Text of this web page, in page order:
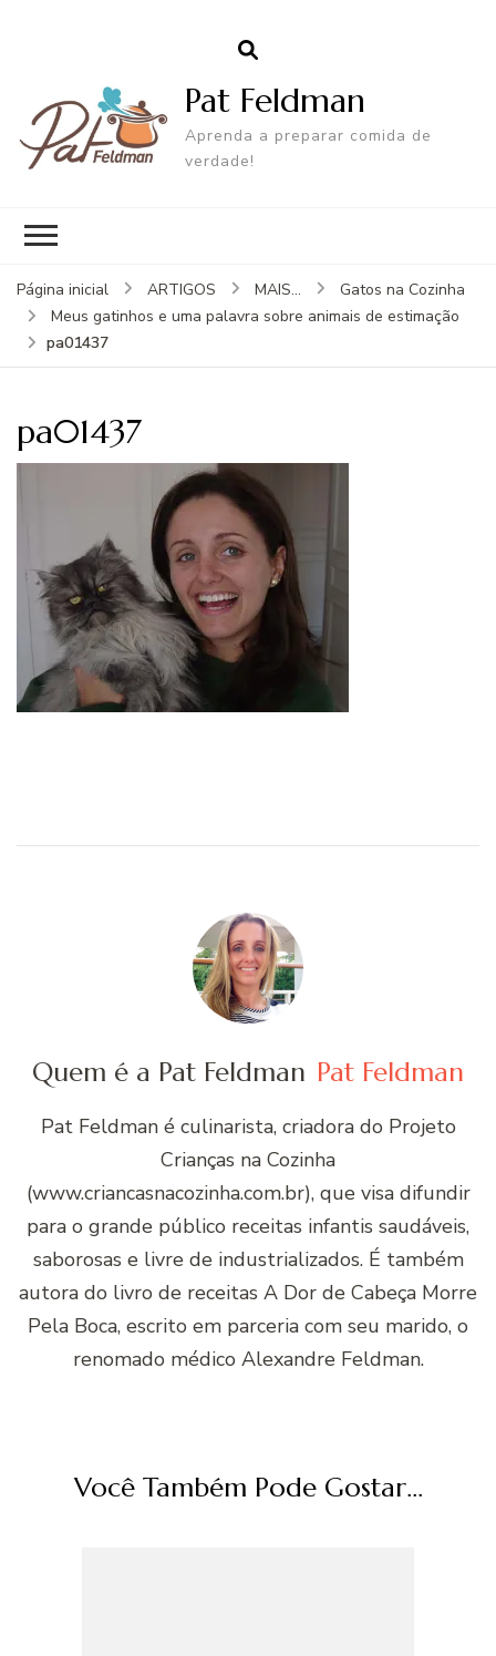
Pat Feldman
Aprenda a preparar comida de
verdade!
Página inicial ARTIGOS MAIS...
Gatos na Cozinha
Meus gatinhos e uma palavra sobre animais de estimação
pa01437
pa01437
Quem é a Pat Feldman Pat Feldman
Pat Feldman é culinarista, criadora do Projeto
Crianças na Cozinha
(www.criancasnacozinha.com.br), que visa difundir
para o grande público receitas infantis saudáveis,
saborosas e livre de industrializados. É também
autora do livro de receitas A Dor de Cabeça Morre
Pela Boca, escrito em parceria com seu marido, o
renomado médico Alexandre Feldman.
Você Também Pode Gostar...